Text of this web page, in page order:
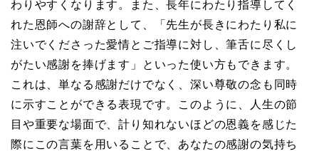
わりやすくなります。また、長年にわたり指導してく
れた恩師への謝辞として、「先生が長きにわたり私に
注いでくださった愛情とご指導に対し、筆舌に尽くし
がたい感謝を捧げます」といった使い方もできます。
これは、単なる感謝だけでなく、深い尊敬の念も同時
に示すことができる表現です。このように、人生の節
目や重要な場面で、計り知れないほどの恩義を感じた
際にこの言葉を用いることで、あなたの感謝の気持ち